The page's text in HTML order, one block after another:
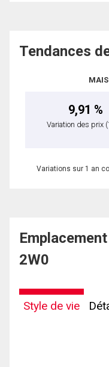
Tendances
9,91 %
Variation des prix
Variations sur 1 an
2W0
Style de vie